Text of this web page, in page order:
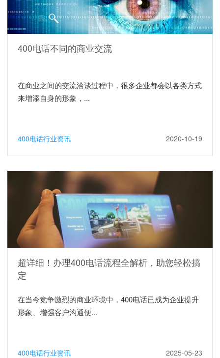
400电话不同的商业交流
在商业之间的交流洽谈过程中，很多企业都会以各类方式
来增添自身的形象，...
400电话行业资讯 2020-10-19
超详细！办理400电话流程全解析，助您轻松搞
定
在当今竞争激烈的商业环境中，400电话已成为企业提升
形象、增强客户沟通便...
400电话行业资讯 2025-05-23